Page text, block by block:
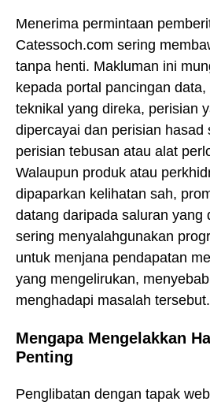
Menerima permintaan
Catessoch.com sering
tanpa henti. Makluman ini
kepada portal pancingan
teknikal yang direka, perisian
dipercayai dan perisian hasad
perisian tebusan atau alat
Walaupun produk atau
dipaparkan kelihatan sah,
datang daripada saluran yang
sering menyalahgunakan
untuk menjana pendapatan
yang mengelirukan,
menghadapi masalah tersebut.
Mengapa Mengelakkan
Penting
Penglibatan dengan tapak